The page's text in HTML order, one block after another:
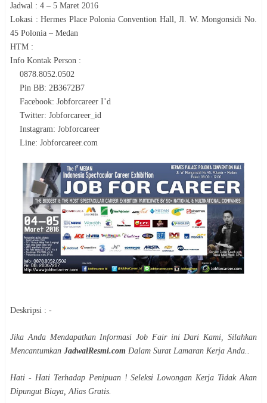
Jadwal : 4 – 5 Maret 2016
Lokasi :Hermes Place Polonia Convention Hall, Jl. W. Mongonsidi No.
45 Polonia – Medan
HTM :
Info Kontak Person :
0878.8052.0502
Pin BB: 2B3672B7
Facebook: Jobforcareer I’d
Twitter: Jobforcareer_id
Instagram: Jobforcareer
Line: Jobforcareer.com
Deskripsi : -
Jika Anda Mendapatkan Informasi Job Fair ini Dari Kami, Silahkan
Mencantumkan JadwalResmi.com Dalam Surat Lamaran Kerja Anda..
Hati - Hati Terhadap Penipuan ! Seleksi Lowongan Kerja Tidak Akan
Dipungut Biaya, Alias Gratis.